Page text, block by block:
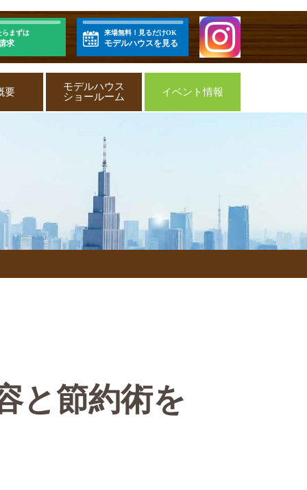
らまずは
求
来場無料！見るだけOK
モデルハウスを見る
要
モデルハウス
ショールーム
イベント情報
と節約術を